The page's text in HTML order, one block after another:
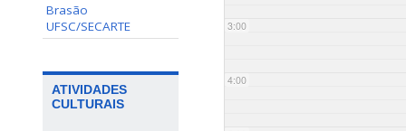
Brasão
UFSC/SECARTE
ATIVIDADES
CULTURAIS
3:00
4:00